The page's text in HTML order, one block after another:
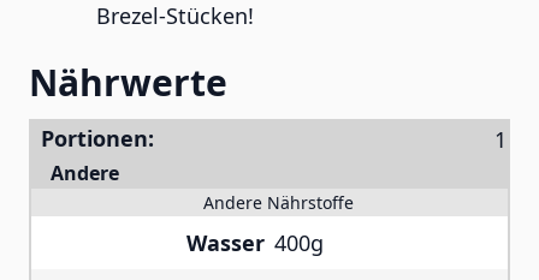
Brezel-Stücken!
Nährwerte
Portionen:
Andere
Andere Nährstoffe
Wasser 400g